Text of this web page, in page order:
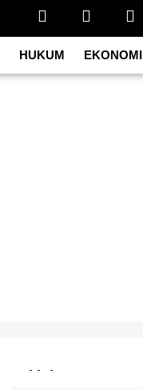
HUKUM EKONOMI
Terkini